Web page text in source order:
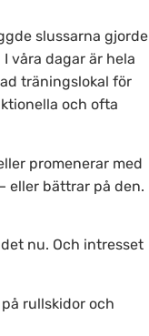
slussarna gjorde
våra dagar är hela
träningslokal för
och ofta
promenerar med
eller bättrar på den.
nu. Och intresset
rullskidor och